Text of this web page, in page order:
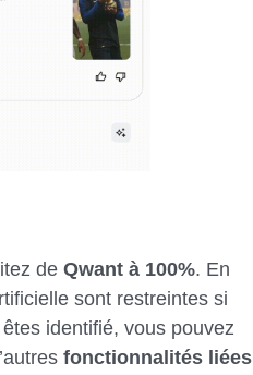
de Qwant à 100%. En
sont restreintes si
identifié, vous pouvez
fonctionnalités liées